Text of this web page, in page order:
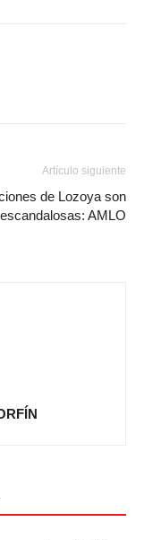
Artículo siguiente
de Lozoya son
escandalosas: AMLO